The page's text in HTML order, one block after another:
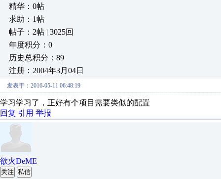
精华：0帖
求助：1帖
帖子：2帖 | 3025回
年度积分：0
历史总积分：89
注册：2004年3月04日
发表于：2016-05-11 06:48:19
学习学习了，正好有个项目需要类似的配置
回复 引用 举报
欲火DeME
关注 私信